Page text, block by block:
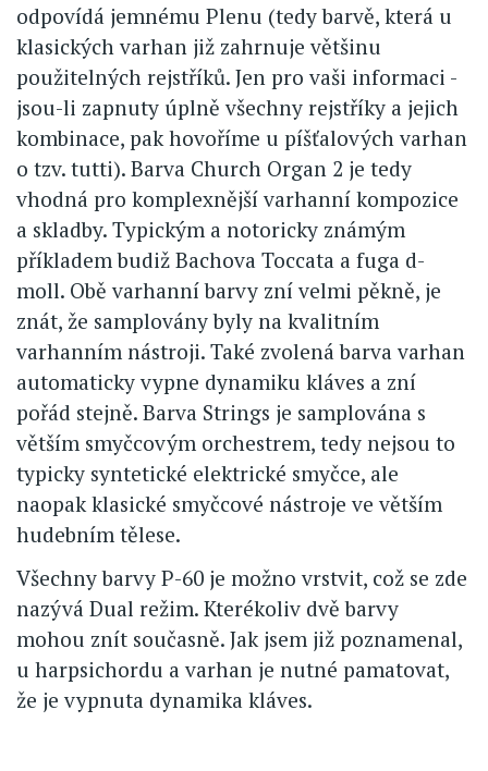
odpovídá jemnému Plenu (tedy barvě, která u
klasických varhan již zahrnuje většinu
použitelných rejstříků. Jen pro vaši informaci -
jsou-li zapnuty úplně všechny rejstříky a jejich
kombinace, pak hovoříme u píšťalových varhan
o tzv. tutti). Barva Church Organ 2 je tedy
vhodná pro komplexnější varhanní kompozice
a skladby. Typickým a notoricky známým
příkladem budiž Bachova Toccata a fuga d-
moll. Obě varhanní barvy zní velmi pěkně, je
znát, že samplovány byly na kvalitním
varhanním nástroji. Také zvolená barva varhan
automaticky vypne dynamiku kláves a zní
pořád stejně. Barva Strings je samplována s
větším smyčcovým orchestrem, tedy nejsou to
typicky syntetické elektrické smyčce, ale
naopak klasické smyčcové nástroje ve větším
hudebním tělese.
Všechny barvy P-60 je možno vrstvit, což se zde
nazývá Dual režim. Kterékoliv dvě barvy
mohou znít současně. Jak jsem již poznamenal,
u harpsichordu a varhan je nutné pamatovat,
že je vypnuta dynamika kláves.